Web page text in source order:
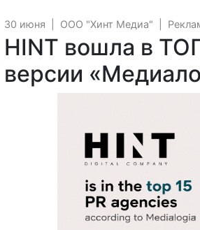
30 июня ООО "Хинт Медиа"
HINT вошла в
версии